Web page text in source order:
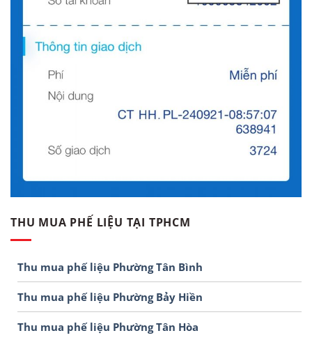
THU MUA PHẾ LIỆU TẠI TPHCM
Thu mua phế liệu Phường Tân Bình
Thu mua phế liệu Phường Bảy Hiền
Thu mua phế liệu Phường Tân Hòa